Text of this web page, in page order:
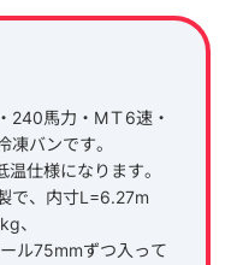
240馬力・MＴ6速・
バンです。
仕様になります。
で、内寸L=6.27m
、
ル75mmずつ入って